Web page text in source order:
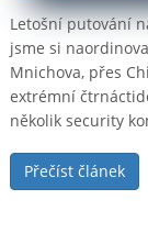
Letošní putování
jsme si
Mnichova, přes
extrémní
několik security
Přečíst článek